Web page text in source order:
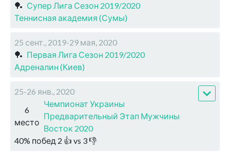
🏓 Супер Лига Сезон 2019/2020
Теннисная академия (Сумы)
25 сент., 2019-29 мая, 2020
🏓 Первая Лига Сезон 2019/2020
Адреналин (Киев)
25-26 янв., 2020
6
место
Чемпионат Украины
Предварительный Этап Мужчины
Восток 2020
40% побед 2 👍 vs 3👎